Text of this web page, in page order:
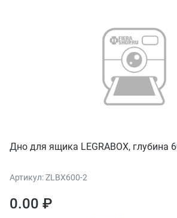
Дно для ящика LEGRABOX, глубина
Артикул: ZLBX600-2
0.00 ₽